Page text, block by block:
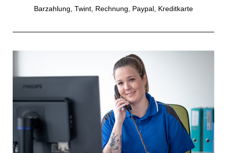
Barzahlung, Twint, Rechnung, Paypal, Kreditkarte